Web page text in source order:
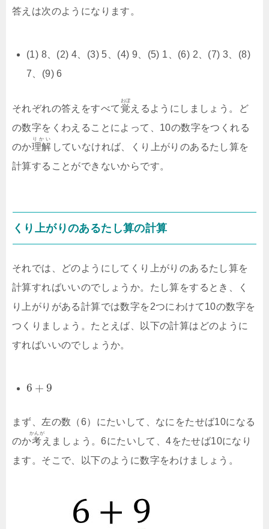
答えは次のようになります。
(1) 8、(2) 4、(3) 5、(4) 9、(5) 1、(6) 2、(7) 3、(8)
7、(9) 6
それぞれの答えをすべて覚
おぼ
えるようにしましょう。ど
の数字をくわえることによって、10の数字をつくれる
のか理解
りかい
していなければ、くり上がりのあるたし算を
計算することができないからです。
くり上がりのあるたし算の計算
それでは、どのようにしてくり上がりのあるたし算を
計算すればいいのでしょうか。たし算をするとき、く
り上がりがある計算では数字を2つにわけて10の数字を
つくりましょう。たとえば、以下の計算はどのように
すればいいのでしょうか。
6 + 9
まず、左の数（6）にたいして、なにをたせば10になる
のか考
かんが
えましょう。6にたいして、4をたせば10になり
ます。そこで、以下のように数字をわけましょう。